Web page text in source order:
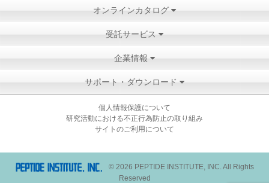
オンラインカタログ
受託サービス
企業情報
サポート・ダウンロード
個人情報保護について
研究活動における不正行為防止の取り組み
サイトのご利用について
© 2026 PEPTIDE INSTITUTE, INC. All Rights
Reserved